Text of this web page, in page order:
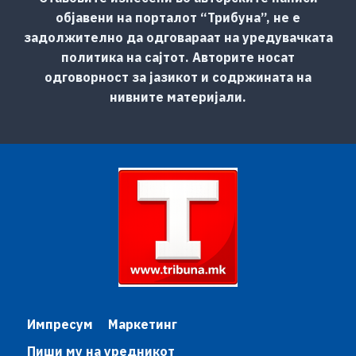
објавени на порталот “Трибуна”, не е
задолжително да одговараат на уредувачката
политика на сајтот. Авторите носат
одговорност за јазикот и содржината на
нивните материјали.
Импресум
Маркетинг
Пиши му на уредникот